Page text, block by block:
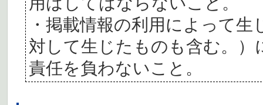
・掲載情報の利用によって
対して生じたものも含む。
責任を負わないこと。